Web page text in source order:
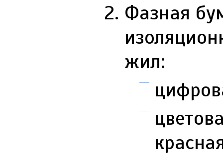
Фазная
жил: